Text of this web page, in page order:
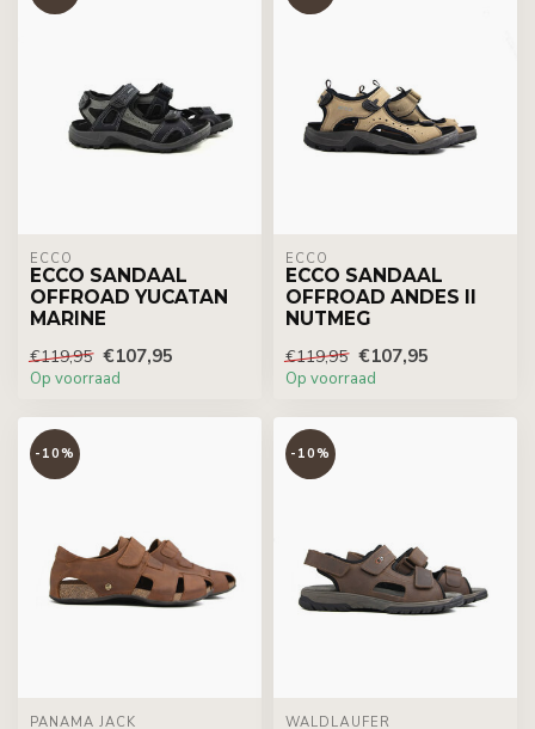
ECCO
ECCO SANDAAL
OFFROAD YUCATAN
MARINE
€119,95 €107,95
Op voorraad
ECCO
ECCO SANDAAL
OFFROAD ANDES II
NUTMEG
€119,95 €107,95
Op voorraad
-10%
PANAMA JACK
-10%
WALDLÄUFER